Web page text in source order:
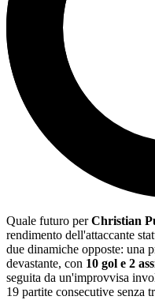
Quale futuro perChristian
rendimento dell'attaccante
due dinamiche opposte: una
devastante, con 10 gol e 2
seguita da un'improvvisa
19 partite consecutive senza